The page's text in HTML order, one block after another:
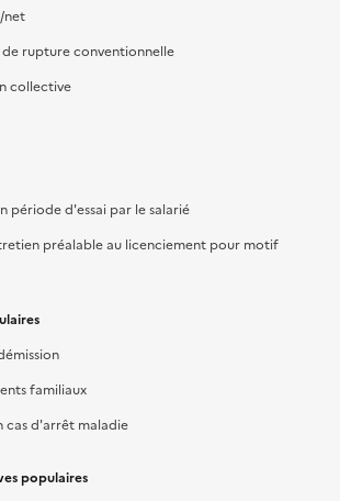
net
rupture conventionnelle
collective
période d'essai par le salarié
préalable au licenciement pour motif
familiaux
cas d'arrêt maladie
populaires